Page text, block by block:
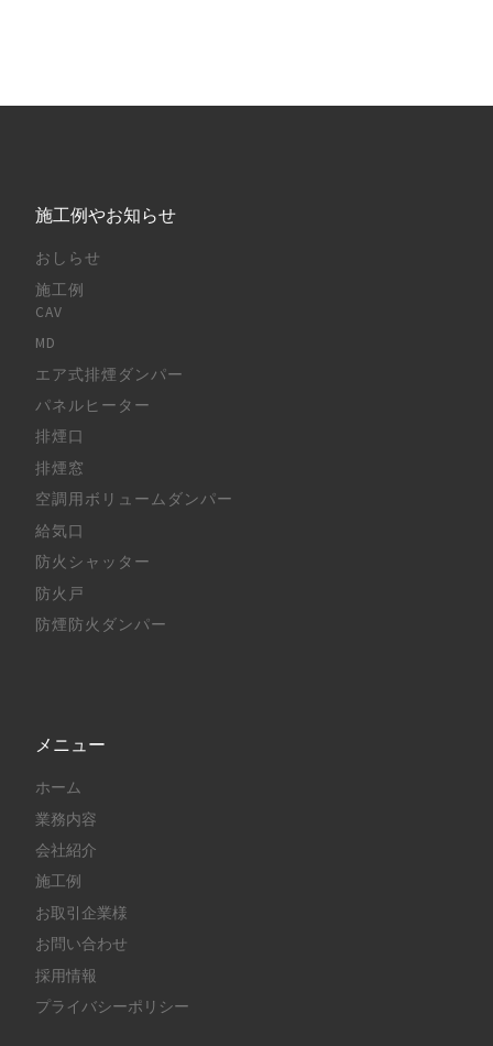
施工例やお知らせ
おしらせ
施工例
CAV
MD
エア式排煙ダンパー
パネルヒーター
排煙口
排煙窓
空調用ボリュームダンパー
給気口
防火シャッター
防火戸
防煙防火ダンパー
メニュー
ホーム
業務内容
会社紹介
施工例
お取引企業様
お問い合わせ
採用情報
プライバシーポリシー